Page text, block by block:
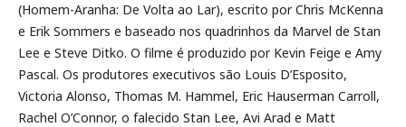
(Homem-Aranha: De Volta ao Lar), escrito por Chris McKenna
e Erik Sommers e baseado nos quadrinhos da Marvel de Stan
Lee e Steve Ditko. O filme é produzido por Kevin Feige e Amy
Pascal. Os produtores executivos são Louis D’Esposito,
Victoria Alonso, Thomas M. Hammel, Eric Hauserman Carroll,
Rachel O’Connor, o falecido Stan Lee, Avi Arad e Matt